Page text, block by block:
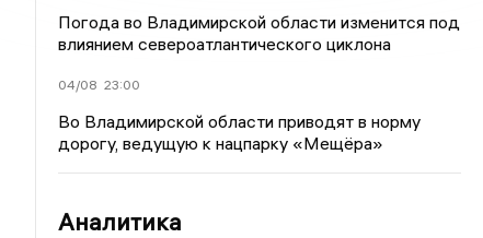
Погода во Владимирской области изменится под
влиянием североатлантического циклона
04/08 23:00
Во Владимирской области приводят в норму
дорогу, ведущую к нацпарку «Мещёра»
Аналитика